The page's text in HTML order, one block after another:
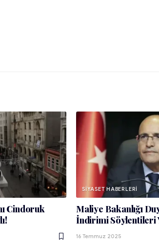
Cindoruk
SIYASET HABERLERI
Maliye Bakanlığı
İndirimi Söylentileri
16 Temmuz 2025